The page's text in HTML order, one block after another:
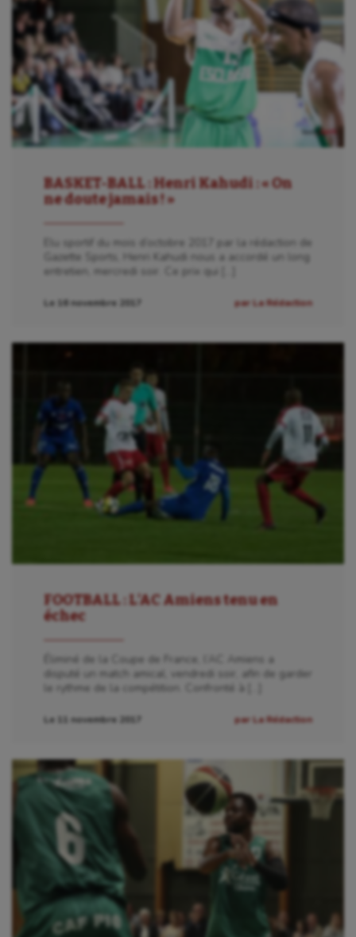
BASKET-BALL : Henri Kahudi : « On
ne doute jamais ! »
Elu sportif du mois d’octobre 2017 par la rédaction de
Gazette Sports, Henri Kahudi nous a accordé un long
entretien, mercredi soir. Ce prix qui […]
Le 16 novembre 2017 par La Rédaction
FOOTBALL : L’AC Amiens tenu en
échec
Éliminé de la Coupe de France, l’AC Amiens a
disputé un match amical, vendredi soir, afin de garder
le rythme de la compétition. Confronté à […]
Le 11 novembre 2017 par La Rédaction